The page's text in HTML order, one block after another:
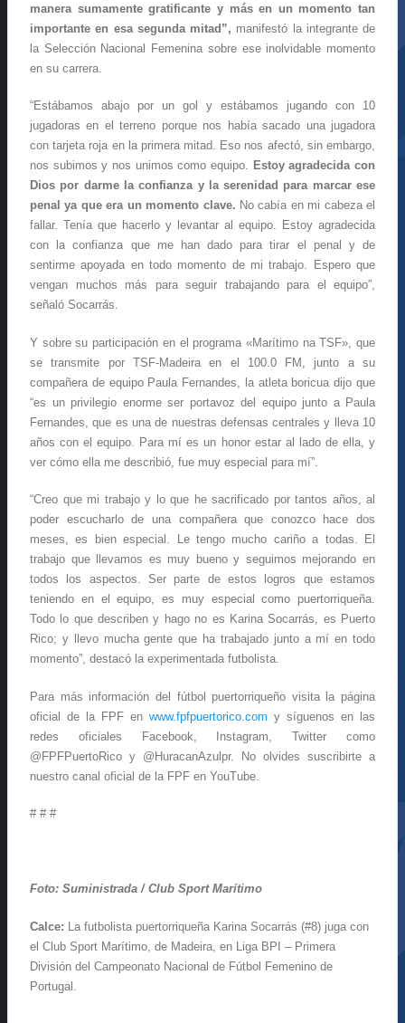
manera sumamente gratificante y más en un momento tan
importante en esa segunda mitad”, manifestó la integrante de
la Selección Nacional Femenina sobre ese inolvidable momento
en su carrera.
“Estábamos abajo por un gol y estábamos jugando con 10
jugadoras en el terreno porque nos había sacado una jugadora
con tarjeta roja en la primera mitad. Eso nos afectó, sin embargo,
nos subimos y nos unimos como equipo. Estoy agradecida con
Dios por darme la confianza y la serenidad para marcar ese
penal ya que era un momento clave. No cabía en mi cabeza el
fallar. Tenía que hacerlo y levantar al equipo. Estoy agradecida
con la confianza que me han dado para tirar el penal y de
sentirme apoyada en todo momento de mi trabajo. Espero que
vengan muchos más para seguir trabajando para el equipo”,
señaló Socarrás.
Y sobre su participación en el programa «Marítimo na TSF», que
se transmite por TSF-Madeira en el 100.0 FM, junto a su
compañera de equipo Paula Fernandes, la atleta boricua dijo que
“es un privilegio enorme ser portavoz del equipo junto a Paula
Fernandes, que es una de nuestras defensas centrales y lleva 10
años con el equipo. Para mí es un honor estar al lado de ella, y
ver cómo ella me describió, fue muy especial para mí”.
“Creo que mi trabajo y lo que he sacrificado por tantos años, al
poder escucharlo de una compañera que conozco hace dos
meses, es bien especial. Le tengo mucho cariño a todas. El
trabajo que llevamos es muy bueno y seguimos mejorando en
todos los aspectos. Ser parte de estos logros que estamos
teniendo en el equipo, es muy especial como puertorriqueña.
Todo lo que describen y hago no es Karina Socarrás, es Puerto
Rico; y llevo mucha gente que ha trabajado junto a mí en todo
momento”, destacó la experimentada futbolista.
Para más información del fútbol puertorriqueño visita la página
oficial de la FPF en www.fpfpuertorico.com y síguenos en las
redes oficiales Facebook, Instagram, Twitter como
@FPFPuertoRico y @HuracanAzulpr. No olvides suscribirte a
nuestro canal oficial de la FPF en YouTube.
# # #
Foto: Suministrada / Club Sport Marítimo
Calce: La futbolista puertorriqueña Karina Socarrás (#8) juga con
el Club Sport Marítimo, de Madeira, en Liga BPI – Primera
División del Campeonato Nacional de Fútbol Femenino de
Portugal.